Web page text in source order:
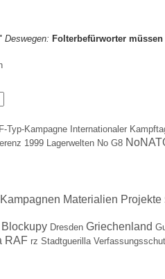
Deswegen: Folterbefürworter
F-Typ-Kampagne Internationaler
1999 Lagerwelten No G8
Kampagnen Materialien Projekte
Blockupy Dresden Griechenland
RAF rz Stadtguerilla